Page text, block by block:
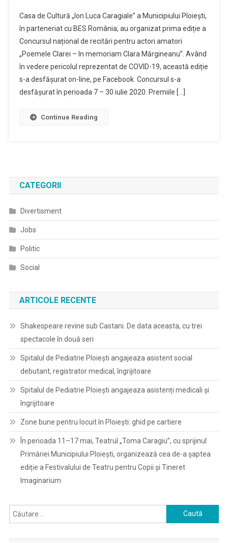
Național
De
Recitări
Pentru
Actori
Amatori
Casa de Cultură „Ion Luca Caragiale” a Municipiului Ploieşti,
în parteneriat cu BES România, au organizat prima ediție a
Concursul național de recitări pentru actori amatori
„Poemele Clarei – In memoriam Clara Mărgineanu”. Având
în vedere pericolul reprezentat de COVID-19, această ediție
s-a desfășurat on-line, pe Facebook. Concursul s-a
desfăşurat în perioada 7 – 30 iulie 2020. Premiile […]
Continue Reading
CATEGORII
Divertisment
Jobs
Politic
Social
ARTICOLE RECENTE
Shakespeare revine sub Castani. De data aceasta, cu trei
spectacole în două seri
Spitalul de Pediatrie Ploieşti angajeaza asistent social
debutant, registrator medical, îngrijitoare
Spitalul de Pediatrie Ploieşti angajeaza asistenți medicali și
îngrijitoare
Zone bune pentru locuit în Ploiești: ghid pe cartiere
În perioada 11–17 mai, Teatrul „Toma Caragiu”, cu sprijinul
Primăriei Municipiului Ploiești, organizează cea de-a șaptea
ediție a Festivalului de Teatru pentru Copii și Tineret
Imaginarium
Caută
după: